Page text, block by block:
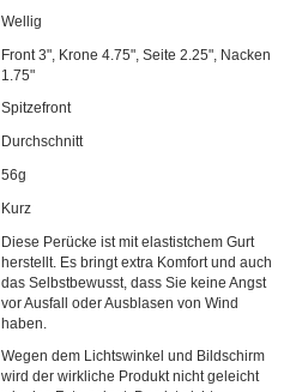
Wellig
Front 3", Krone 4.75", Seite 2.25", Nacken
1.75"
Spitzefront
Durchschnitt
56g
Kurz
Diese Perücke ist mit elastistchem Gurt
herstellt. Es bringt extra Komfort und auch
das Selbstbewusst, dass Sie keine Angst
vor Ausfall oder Ausblasen von Wind
haben.
Wegen dem Lichtswinkel und Bildschirm
wird der wirkliche Produkt nicht geleicht